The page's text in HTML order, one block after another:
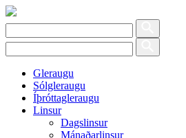
Gleraugu
Sólgleraugu
Íþróttagleraugu
Linsur
Dagslinsur
Mánaðarlinsur